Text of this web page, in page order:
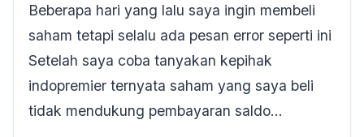
Beberapa hari yang lalu saya ingin membeli
saham tetapi selalu ada pesan error seperti ini
Setelah saya coba tanyakan kepihak
indopremier ternyata saham yang saya beli
tidak mendukung pembayaran saldo…